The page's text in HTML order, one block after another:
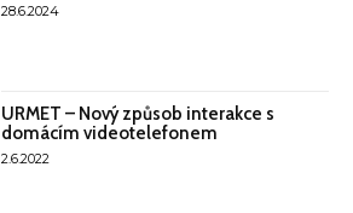
28.6.2024
URMET – Nový způsob interakce s
domácím videotelefonem
2.6.2022